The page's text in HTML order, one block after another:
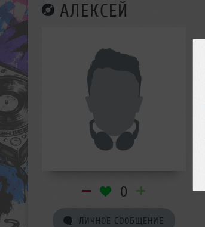
АЛЕКСЕЙ
0
ЛИЧНОЕ СООБЩЕНИЕ